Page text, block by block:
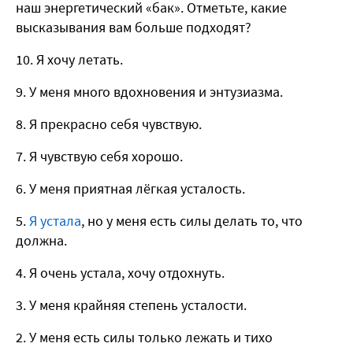
наш энергетический «бак». Отметьте, какие
высказывания вам больше подходят?
10. Я хочу летать.
9. У меня много вдохновения и энтузиазма.
8. Я прекрасно себя чувствую.
7. Я чувствую себя хорошо.
6. У меня приятная лёгкая усталость.
5.Я устала, но у меня есть силы делать то, что
должна.
4. Я очень устала, хочу отдохнуть.
3. У меня крайняя степень усталости.
2. У меня есть силы только лежать и тихо